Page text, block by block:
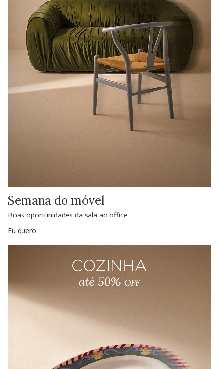
Semana do móvel
Boas oportunidades da sala ao office
Eu quero